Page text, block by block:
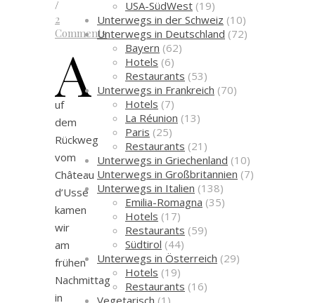
/
2
Comments
A
uf
dem
Rückweg
vom
Château
d’Ussé
kamen
wir
am
frühen
Nachmittag
in
USA-SüdWest (19)
Unterwegs in der Schweiz (10)
Unterwegs in Deutschland (72)
Bayern (62)
Hotels (6)
Restaurants (53)
Unterwegs in Frankreich (70)
Hotels (7)
La Réunion (13)
Paris (25)
Restaurants (21)
Unterwegs in Griechenland (10)
Unterwegs in Großbritannien (7)
Unterwegs in Italien (138)
Emilia-Romagna (35)
Hotels (17)
Restaurants (59)
Südtirol (44)
Unterwegs in Österreich (29)
Hotels (19)
Restaurants (16)